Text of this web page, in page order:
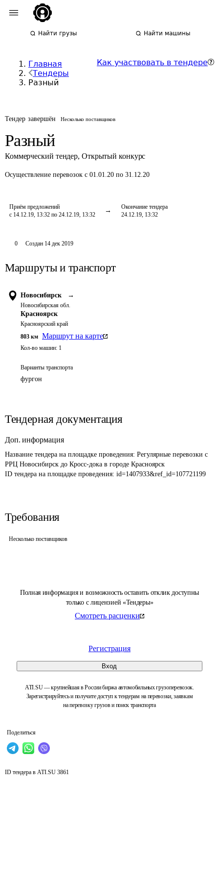
Найти грузы Найти машины
Главная
Тендеры
Разный
Как участвовать в тендере
Тендер завершён Несколько поставщиков
Разный
Коммерческий тендер, Открытый конкурс
Осуществление перевозок с 01.01.20 по 31.12.20
Приём предложений
с 14.12.19, 13:32 по 24.12.19, 13:32
Окончание тендера
24.12.19, 13:32
Полная информация и возможность оставить отклик доступны
только с лицензией «Тендеры»
Смотреть расценки
Регистрация
Вход
ATI.SU — крупнейшая в России биржа автомобильных грузоперевозок.
Зарегистрируйтесь и получите доступ к тендерам на перевозки, заявкам
на перевозку грузов и поиск транспорта
Поделиться
0 Создан 14 дек 2019
Маршруты и транспорт
Новосибирск →
Новосибирская обл.
Красноярск
Красноярский край
803 км Маршрут на карте
Кол-во машин: 1
Варианты транспорта
фургон
Тендерная документация
Доп. информация
Название тендера на площадке проведения: Регулярные перевозки с
РРЦ Новосибирск до Кросс-дока в городе Красноярск
ID тендера на площадке проведения: id=1407933&ref_id=107721199
Требования
Несколько поставщиков
ID тендера в ATI.SU 3861